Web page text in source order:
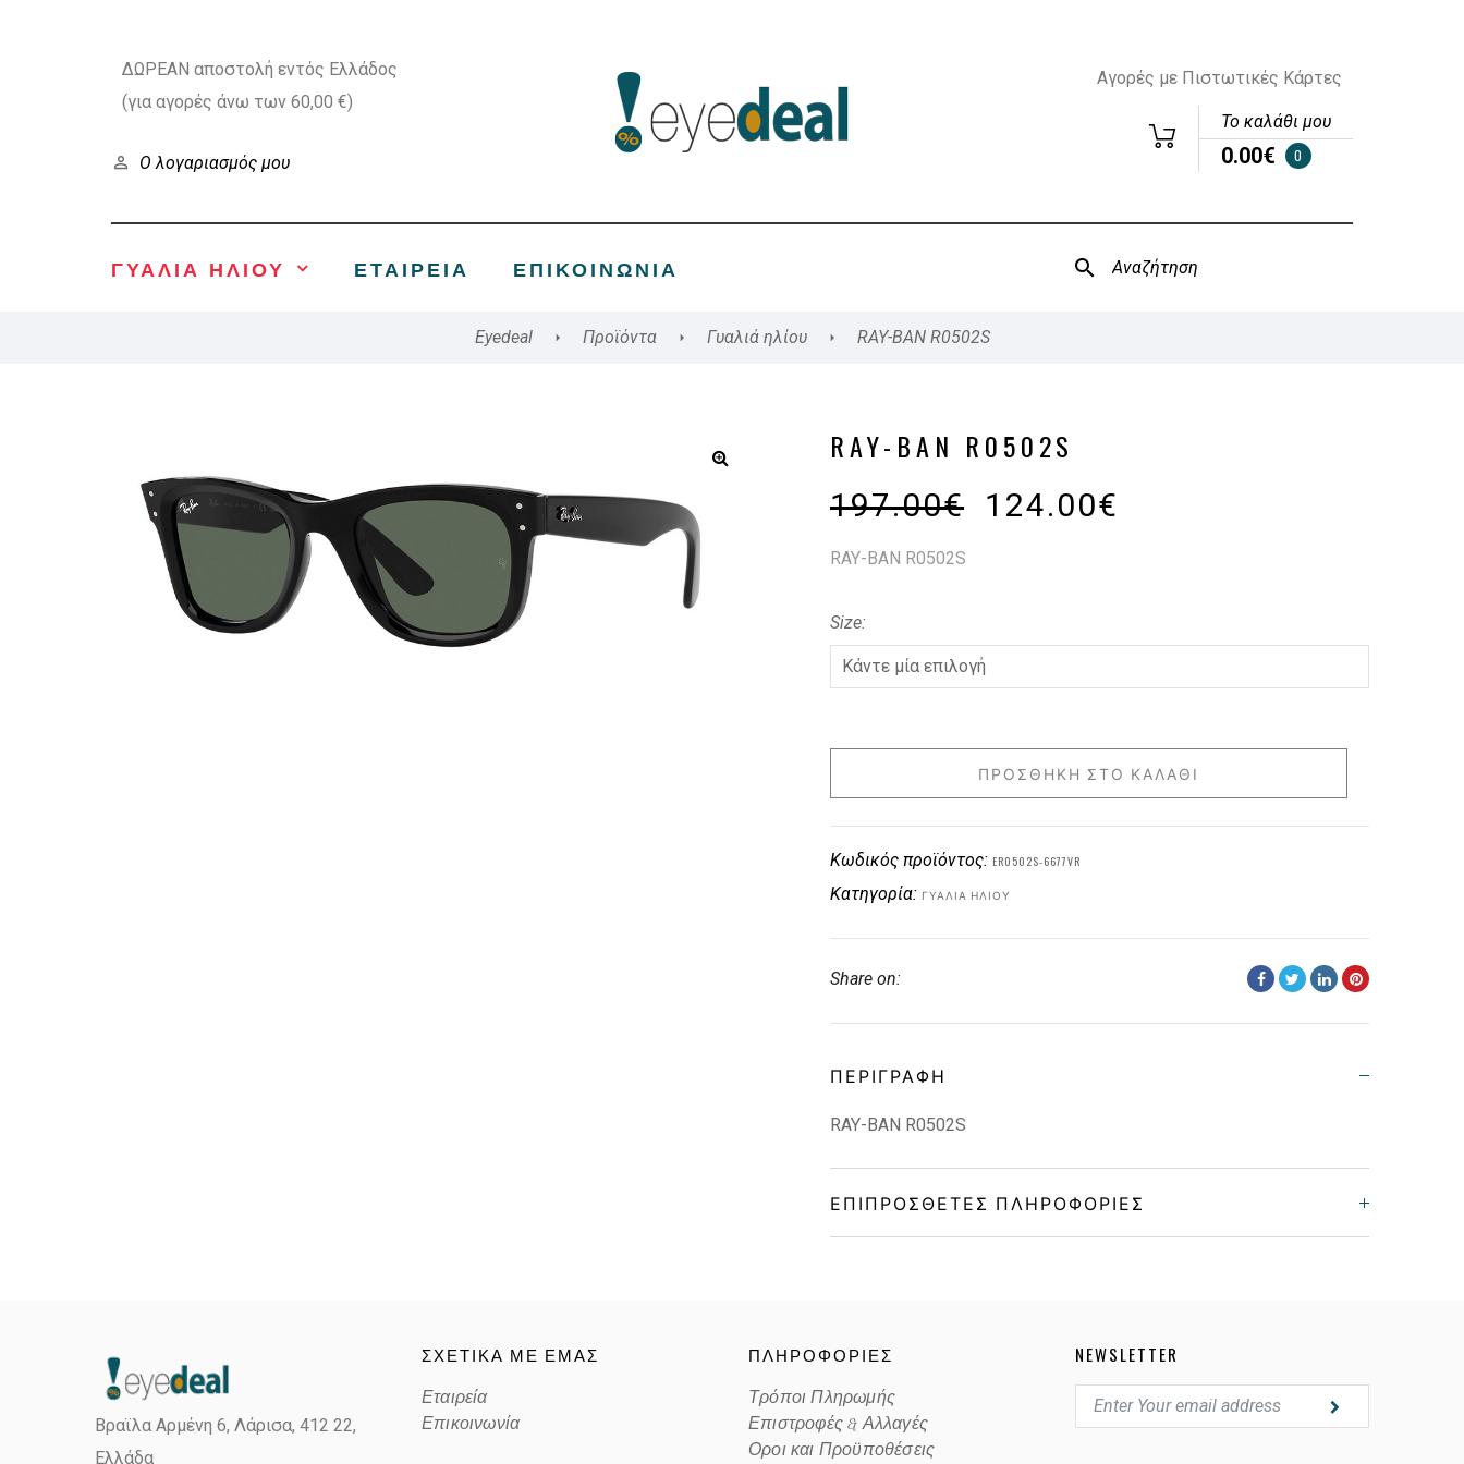
ΔΩΡΕΑΝ αποστολή εντός Ελλάδος
(για αγορές άνω των 60,00 €)
Ο λογαριασμός μου
Αγορές με Πιστωτικές Κάρτες
Το καλάθι μου
0.00€ 0
ΓΥΑΛΙΑ ΗΛΙΟΥ ΕΤΑΙΡΕΊΑ ΕΠΙΚΟΙΝΩΝΊΑ
Eyedeal Προϊόντα Γυαλιά ηλίου RAY-BAN R0502S
RAY-BAN R0502S
197.00€ 124.00€
RAY-BAN R0502S
Size
ΠΡΟΣΘΉΚΗ ΣΤΟ ΚΑΛΆΘΙ
Κωδικός προϊόντος: ER0502S-6677VR
Κατηγορία: ΓΥΑΛΙΆ ΗΛΊΟΥ
Share on:
ΠΕΡΙΓΡΑΦΉ
RAY-BAN R0502S
ΕΠΙΠΡΌΣΘΕΤΕΣ ΠΛΗΡΟΦΟΡΊΕΣ
Lens Color
Βραϊλα Αρμένη 6, Λάρισα, 412 22,
Ελλάδα
ΣΧΕΤΙΚΑ ΜΕ ΕΜΑΣ
Εταιρεία
Επικοινωνία
ΠΛΗΡΟΦΟΡΙΕΣ
Τρόποι Πληρωμής
Επιστροφές & Αλλαγές
Οροι και Προϋποθέσεις
NEWSLETTER